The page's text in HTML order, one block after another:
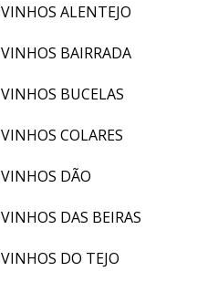
VINHOS ALENTEJO
VINHOS BAIRRADA
VINHOS BUCELAS
VINHOS COLARES
VINHOS DÃO
VINHOS DAS BEIRAS
VINHOS DO TEJO